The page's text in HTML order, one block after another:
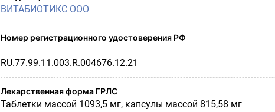
ВИТАБИОТИКС ООО
Номер регистрационного удостоверения РФ
RU.77.99.11.003.R.004676.12.21
Лекарственная форма ГРЛС
Таблетки массой 1093,5 мг, капсулы массой 815,58 мг